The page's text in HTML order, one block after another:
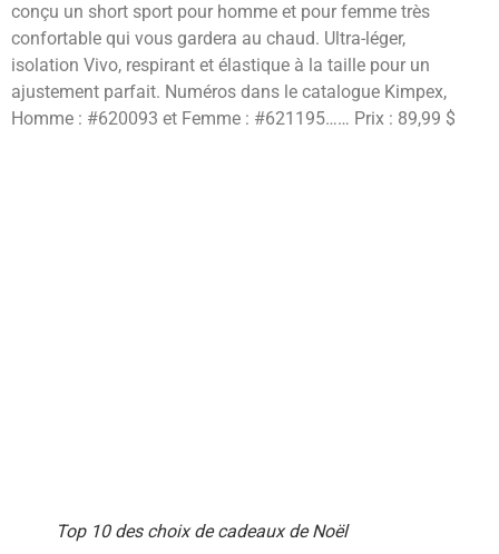
conçu un short sport pour homme et pour femme très
confortable qui vous gardera au chaud. Ultra-léger,
isolation Vivo, respirant et élastique à la taille pour un
ajustement parfait. Numéros dans le catalogue Kimpex,
Homme : #620093 et Femme : #621195…… Prix : 89,99 $
Top 10 des choix de cadeaux de Noël